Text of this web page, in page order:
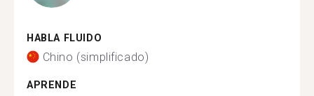
HABLA FLUIDO
Chino (simplificado)
APRENDE